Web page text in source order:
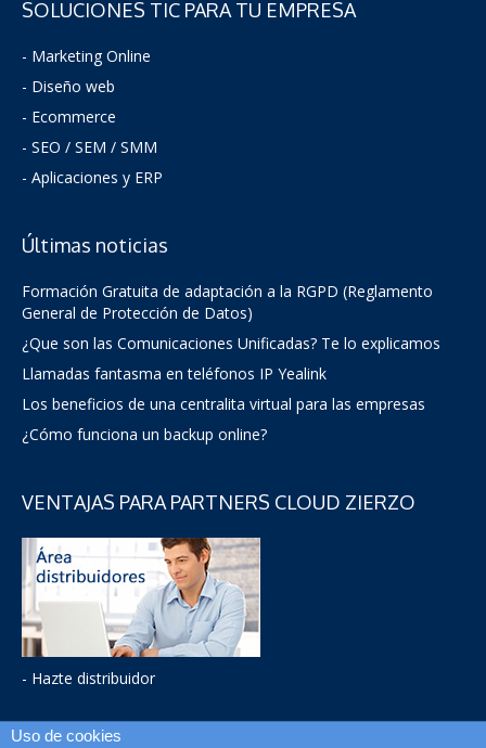
SOLUCIONES TIC PARA TU EMPRESA
- Marketing Online
- Diseño web
- Ecommerce
- SEO / SEM / SMM
- Aplicaciones y ERP
Últimas noticias
Formación Gratuita de adaptación a la RGPD (Reglamento
General de Protección de Datos)
¿Que son las Comunicaciones Unificadas? Te lo explicamos
Llamadas fantasma en teléfonos IP Yealink
Los beneficios de una centralita virtual para las empresas
¿Cómo funciona un backup online?
VENTAJAS PARA PARTNERS CLOUD ZIERZO
- Hazte distribuidor
Uso de cookies